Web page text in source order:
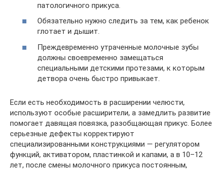
патологичного прикуса.
Обязательно нужно следить за тем, как ребенок
глотает и дышит.
Преждевременно утраченные молочные зубы
должны своевременно замещаться
специальными детскими протезами, к которым
детвора очень быстро привыкает.
Если есть необходимость в расширении челюсти,
используют особые расширители, а замедлить развитие
помогает давящая повязка, разобщающая прикус. Более
серьезные дефекты корректируют
специализированными конструкциями — регулятором
функций, активатором, пластинкой и капами, а в 10–12
лет, после смены молочного прикуса постоянным,